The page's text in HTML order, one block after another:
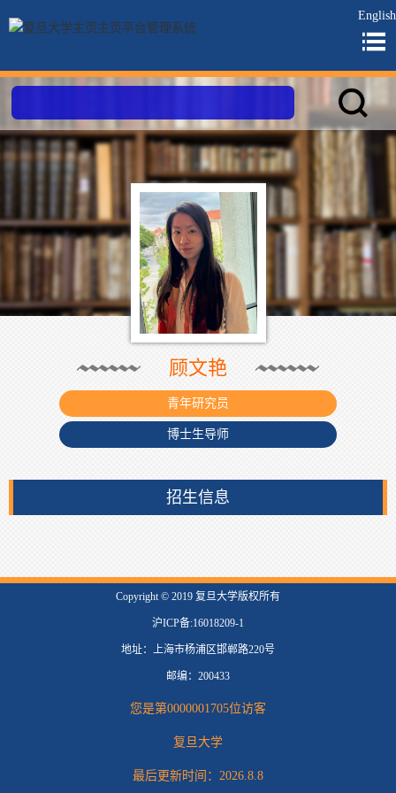
English
顾文艳
青年研究员
博士生导师
招生信息
​Copyright © 2019 复旦大学版权所有
沪ICP备:16018209-1
地址：上海市杨浦区邯郸路220号
邮编：200433
您是第0000001705位访客
复旦大学
最后更新时间： 2026.8.8